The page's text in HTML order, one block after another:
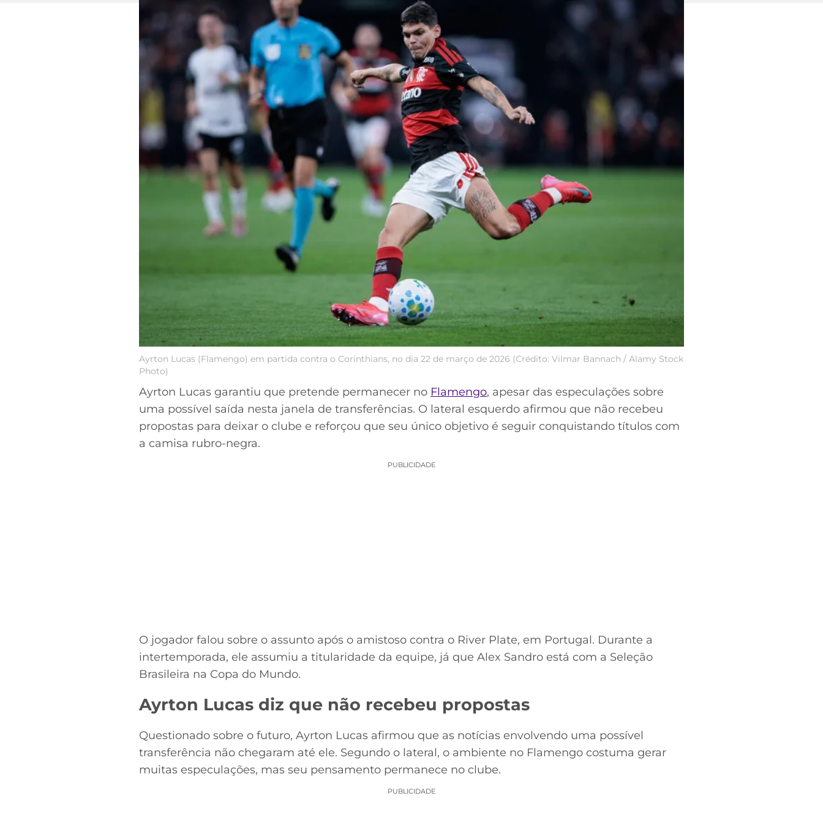
Ayrton Lucas (Flamengo) em partida contra o Corinthians, no dia 22 de março de 2026 (Crédito: Vilmar Bannach / Alamy Stock
Photo)
Ayrton Lucas garantiu que pretende permanecer no Flamengo, apesar das especulações sobre
uma possível saída nesta janela de transferências. O lateral esquerdo afirmou que não recebeu
propostas para deixar o clube e reforçou que seu único objetivo é seguir conquistando títulos com
a camisa rubro-negra.
PUBLICIDADE
O jogador falou sobre o assunto após o amistoso contra o River Plate, em Portugal. Durante a
intertemporada, ele assumiu a titularidade da equipe, já que Alex Sandro está com a Seleção
Brasileira na Copa do Mundo.
Ayrton Lucas diz que não recebeu propostas
Questionado sobre o futuro, Ayrton Lucas afirmou que as notícias envolvendo uma possível
transferência não chegaram até ele. Segundo o lateral, o ambiente no Flamengo costuma gerar
muitas especulações, mas seu pensamento permanece no clube.
PUBLICIDADE